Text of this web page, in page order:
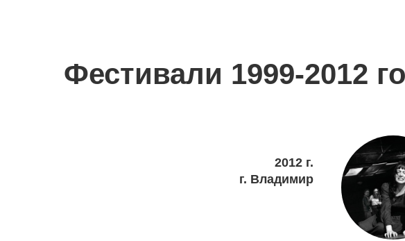
Фестивали 1999-2012
2012 г.
г. Владимир